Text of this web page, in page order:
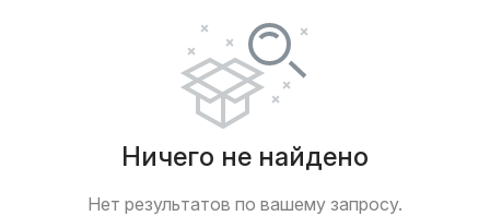
Ничего не найдено
Нет результатов по вашему запросу.